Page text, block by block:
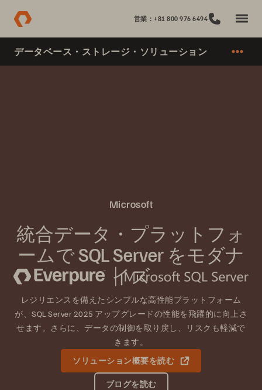
営業：+81 800 976 6494
データベース・ストレージ・ソリューション
Microsoft
統合データ・プラットフォ
ームで SQL Server をモダナ
イズ
レジリエンスを備えたシンプルな高性能プラットフォーム
が、SQL Server 2025 アップグレードの性能を飛躍的に向上さ
せます。さらに、データの制御を取り戻し、リスクも軽減で
きます。
ソリューション概要を読む
ブログを読む